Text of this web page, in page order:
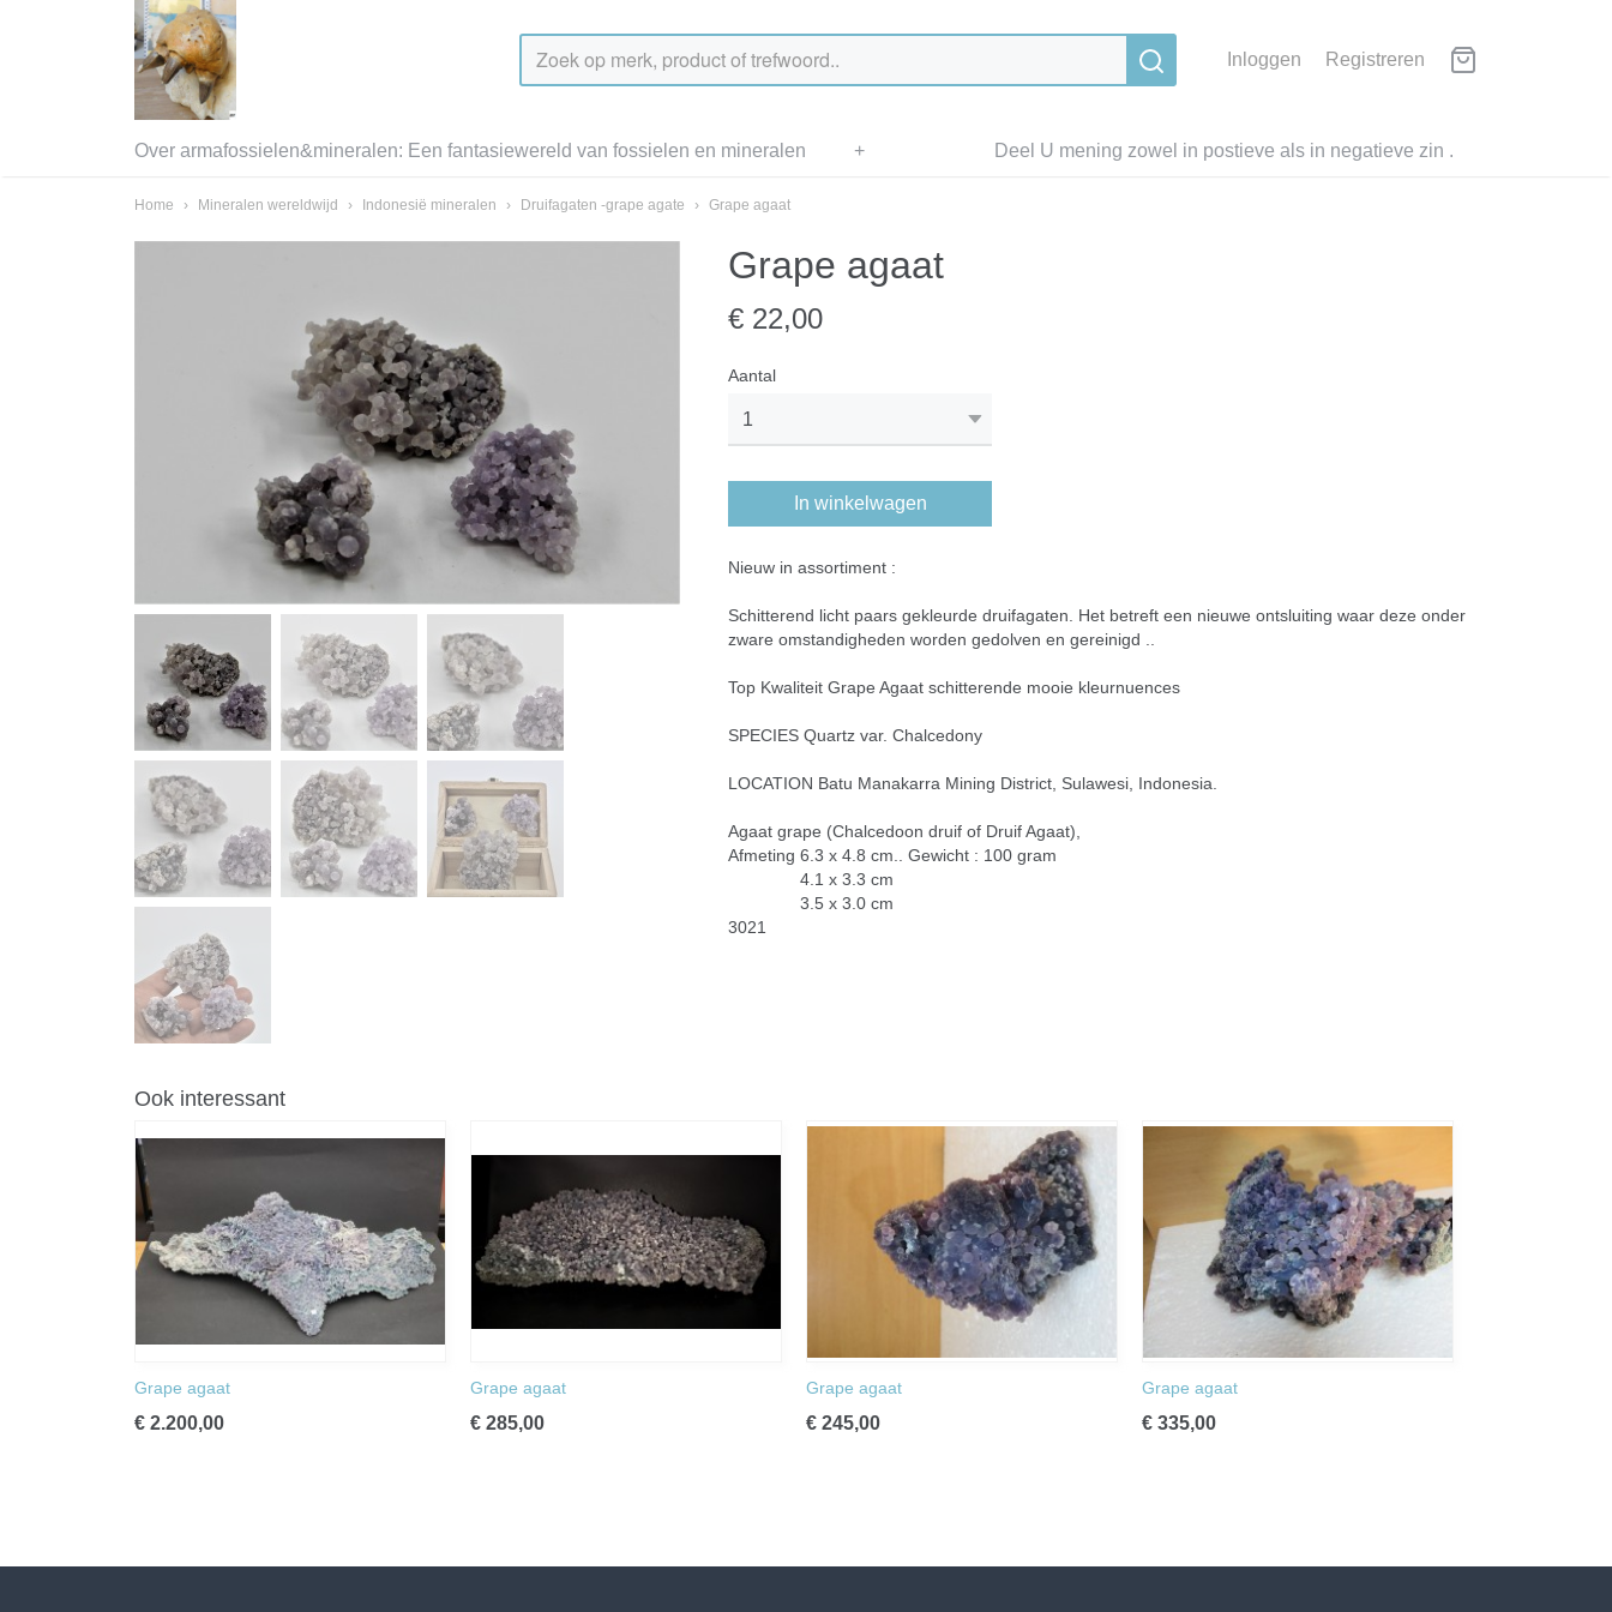
Inloggen Registreren
Deel U mening zowel in postieve als in negatieve zin .
Over armafossielen&mineralen: Een fantasiewereld van fossielen en mineralen +
Home › Mineralen wereldwijd › Indonesië mineralen › Druifagaten -grape agate › Grape agaat
Grape agaat
€ 22,00
Aantal
In winkelwagen
Nieuw in assortiment :
Schitterend licht paars gekleurde druifagaten. Het betreft een nieuwe ontsluiting waar deze onder
zware omstandigheden worden gedolven en gereinigd ..
Top Kwaliteit Grape Agaat schitterende mooie kleurnuences
SPECIES Quartz var. Chalcedony
LOCATION Batu Manakarra Mining District, Sulawesi, Indonesia.
Agaat grape (Chalcedoon druif of Druif Agaat),
Afmeting 6.3 x 4.8 cm.. Gewicht : 100 gram
4.1 x 3.3 cm
3.5 x 3.0 cm
3021
Ook interessant
Grape agaat
€ 2.200,00
Grape agaat
€ 285,00
Grape agaat
€ 245,00
Grape agaat
€ 335,00